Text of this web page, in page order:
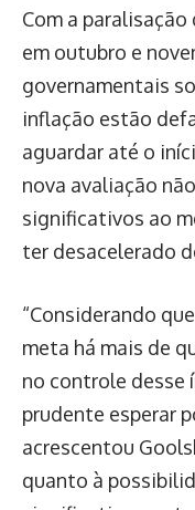
Com a
em outubro e
governamentais
inflação estão
aguardar até o
nova avaliação
significativos ao
ter desacelerado
“Considerando
meta há mais de
no controle desse
prudente esperar
acrescentou
quanto à